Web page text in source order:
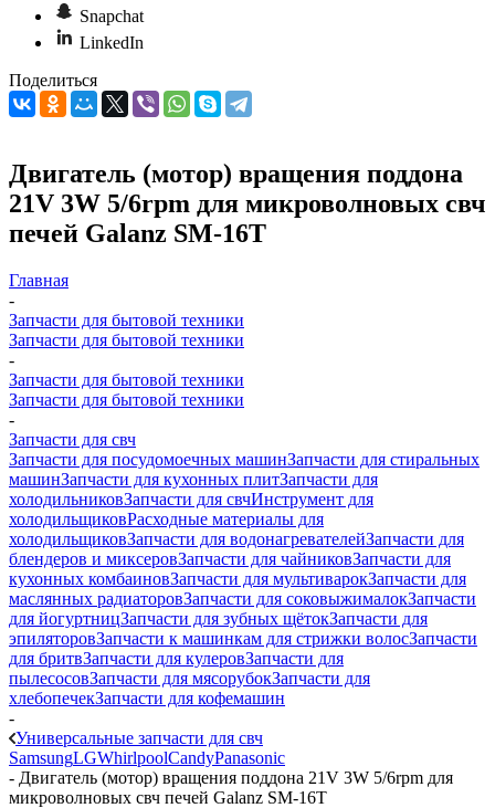
Snapchat
LinkedIn
Поделиться
Двигатель (мотор) вращения поддона
21V 3W 5/6rpm для микроволновых свч
печей Galanz SM-16T
Главная
-
Запчасти для бытовой техники
Запчасти для бытовой техники
-
Запчасти для бытовой техники
Запчасти для бытовой техники
-
Запчасти для свч
Запчасти для посудомоечных машинЗапчасти для стиральных
машинЗапчасти для кухонных плитЗапчасти для
холодильниковЗапчасти для свчИнструмент для
холодильщиковРасходные материалы для
холодильщиковЗапчасти для водонагревателейЗапчасти для
блендеров и миксеровЗапчасти для чайниковЗапчасти для
кухонных комбаиновЗапчасти для мультиварокЗапчасти для
маслянных радиаторовЗапчасти для соковыжималокЗапчасти
для йогуртницЗапчасти для зубных щётокЗапчасти для
эпиляторовЗапчасти к машинкам для стрижки волосЗапчасти
для бритвЗапчасти для кулеровЗапчасти для
пылесосовЗапчасти для мясорубокЗапчасти для
хлебопечекЗапчасти для кофемашин
-
Универсальные запчасти для свч
SamsungLGWhirlpoolCandyPanasonic
- Двигатель (мотор) вращения поддона 21V 3W 5/6rpm для
микроволновых свч печей Galanz SM-16T